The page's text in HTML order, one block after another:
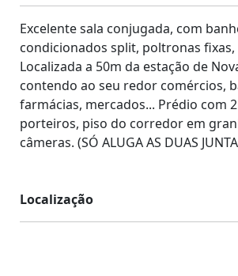
Excelente sala conjugada, com
condicionados split, poltronas
Localizada a 50m da estação de
contendo ao seu redor comércios,
farmácias, mercados... Prédio com
porteiros, piso do corredor em
câmeras. (SÓ ALUGA AS DUAS
Localização